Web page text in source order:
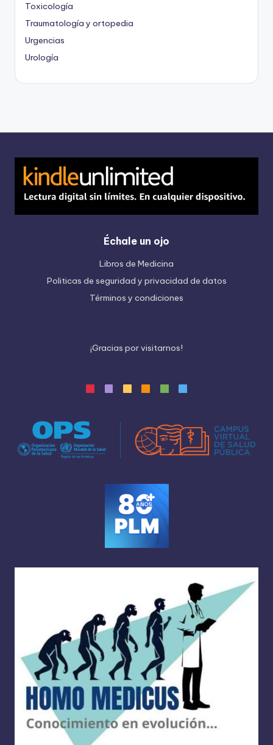
Toxicología
Traumatología y ortopedia
Urgencias
Urología
Échale un ojo
Libros de Medicina
Politicas de seguridad y privacidad de datos
Términos y condiciones
¡Gracias porvisitarnos!